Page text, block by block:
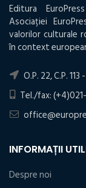
Editura
Asociației
valorilor culturale
în context
O.P. 22, C.P.
Tel./fax:
INFORMAȚII
Despre noi